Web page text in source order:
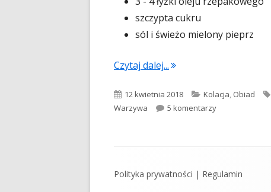
szczypta cukru
sól i świeżo mielony pieprz
Czytaj dalej..."Surówka z kiszonej
Opublikowano
12 kwietnia 2018 Kategorie
Kolacja, Obiad
Warzywa
5 komentarzydo Surówka z
stopki
Polityka prywatności | Regulamin